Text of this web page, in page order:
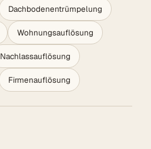
Dachbodenentrümpelung
Wohnungsauflösung
Nachlassauflösung
Firmenauflösung